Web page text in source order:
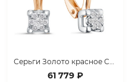
Серьги Золото красное С3462-120
61 779 ₽